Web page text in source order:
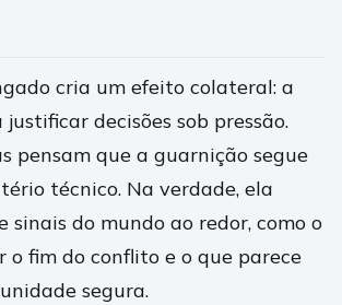
cria um efeito colateral: a
decisões sob pressão.
pensam que a guarnição segue
técnico. Na verdade, ela
sinais do mundo ao redor, como o
o fim do conflito e o que parece
segura.